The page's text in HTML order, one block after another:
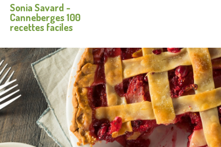
FacebookTwitterPinterestcourriel
Sonia Savard -
Canneberges 100
recettes faciles